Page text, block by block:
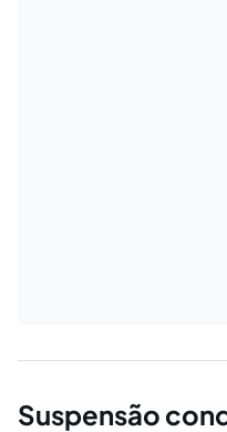
Suspensão